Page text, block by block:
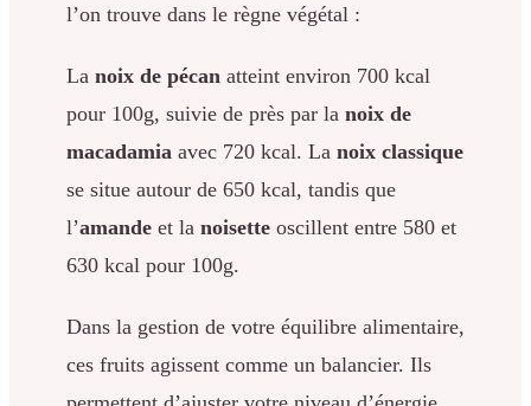
l’on trouve dans le règne végétal :
La noix de pécan atteint environ 700 kcal
pour 100g, suivie de près par la noix de
macadamia avec 720 kcal. La noix classique
se situe autour de 650 kcal, tandis que
l’amande et la noisette oscillent entre 580 et
630 kcal pour 100g.
Dans la gestion de votre équilibre alimentaire,
ces fruits agissent comme un balancier. Ils